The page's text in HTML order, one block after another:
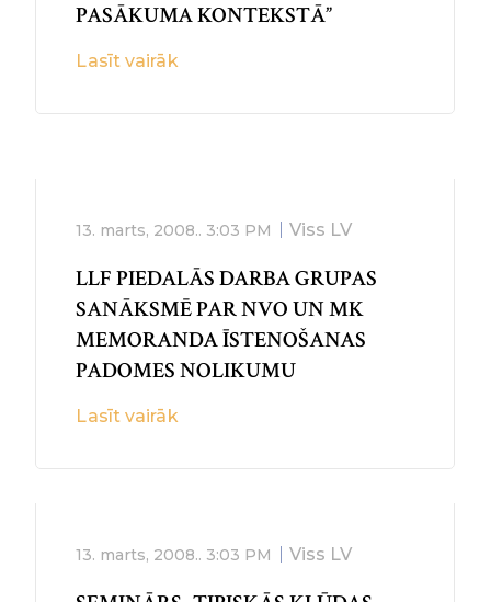
PASĀKUMA KONTEKSTĀ”
Lasīt vairāk
13. marts, 2008.. 3:03 PM Viss LV
LLF PIEDALĀS DARBA GRUPAS
SANĀKSMĒ PAR NVO UN MK
MEMORANDA ĪSTENOŠANAS
PADOMES NOLIKUMU
Lasīt vairāk
13. marts, 2008.. 3:03 PM Viss LV